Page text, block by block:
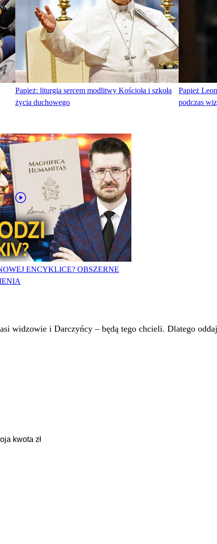
Papież: liturgia sercem modlitwy Kościoła i szkołą
życia duchowego
Papież
podczas
ENCYKLICE? OBSZERNE
widzowie i Darczyńcy – będą tego chcieli. Dlatego